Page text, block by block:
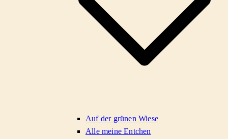
Auf der grünen Wiese
Alle meine Entchen